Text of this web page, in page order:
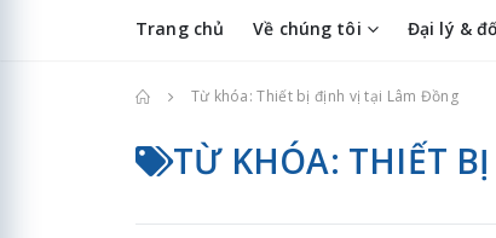
Trang chủ Về chúng tôi Đại lý &
Trang chủTừ khóa: Thiết bị định vị tại Lâm Đồng
TỪ KHÓA: THIẾT